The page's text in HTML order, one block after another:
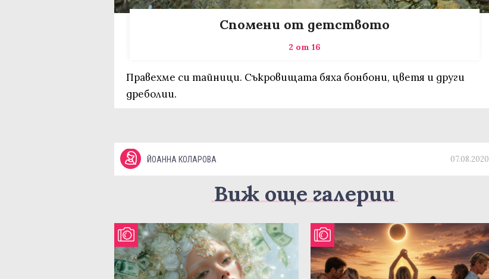
Спомени от детството
2 от 16
Правехме си тайници. Съкровищата бяха бонбони, цветя и други
дреболии.
ЙОАННА КОЛАРОВА 07.08.2020
Виж още галерии